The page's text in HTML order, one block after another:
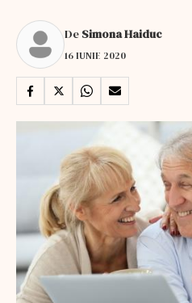
De Simona Haiduc
16 IUNIE 2020